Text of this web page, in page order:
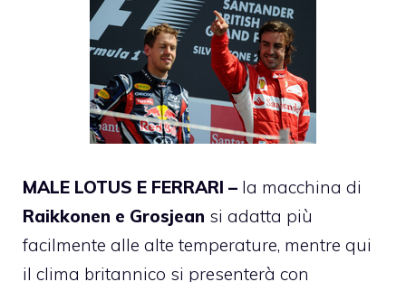
MALE LOTUS E FERRARI – la macchina di
Raikkonen e Grosjean si adatta più
facilmente alle alte temperature, mentre qui
il clima britannico si presenterà con